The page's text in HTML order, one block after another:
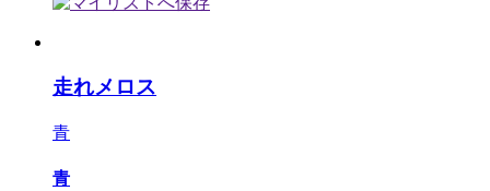
走れメロス
青
青